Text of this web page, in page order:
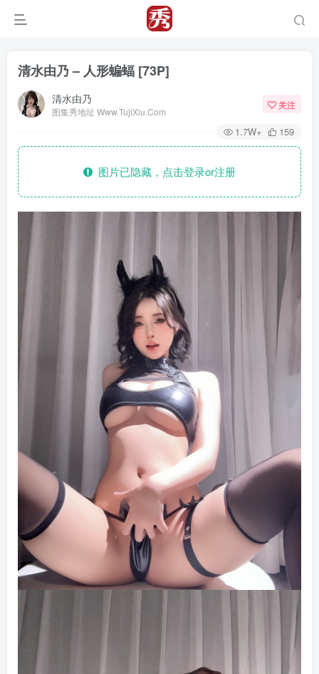
清水由乃 – 人形蝙蝠 [73P]
清水由乃
图集秀地址 Www.TujiXiu.Com
关注
1.7W+ 159
图片已隐藏，点击登录or注册